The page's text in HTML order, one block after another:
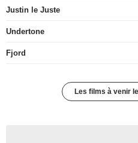
Justin le Juste
Undertone
Fjord
Les films à venir